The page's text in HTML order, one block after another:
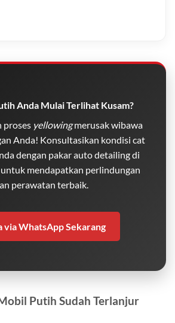
Anda Mulai Terlihat Kusam?
proses yellowingmerusak wibawa
Anda! Konsultasikan kondisi cat
dengan pakar auto detailing di
mendapatkan perlindungan
perawatan terbaik.
via WhatsApp Sekarang
Putih Sudah Terlanjur